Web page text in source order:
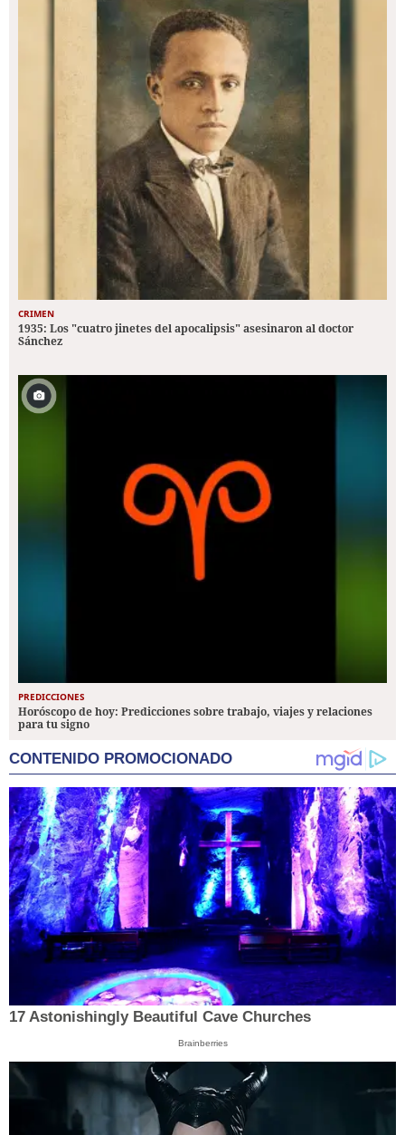
CRIMEN
1935: Los "cuatro jinetes del apocalipsis" asesinaron al doctor
Sánchez
PREDICCIONES
Horóscopo de hoy: Predicciones sobre trabajo, viajes y relaciones
para tu signo
CONTENIDO PROMOCIONADO
17 Astonishingly Beautiful Cave Churches
Brainberries